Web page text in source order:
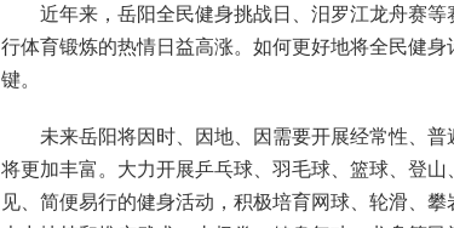
近年来，岳阳全民健身挑战日、汨罗江龙舟赛等
行体育锻炼的热情日益高涨。如何更好地将全民健
键。
未来岳阳将因时、因地、因需要开展经常性、普
将更加丰富。大力开展乒乓球、羽毛球、篮球、登
见、简便易行的健身活动，积极培育网球、轮滑、